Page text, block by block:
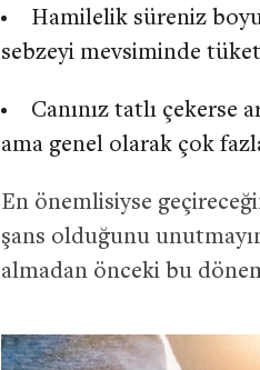
Hamilelik süreniz
sebzeyi mevsiminde
Canınız tatlı çekerse
ama genel olarak çok
En önemlisiyse
şans olduğunu
almadan önceki bu